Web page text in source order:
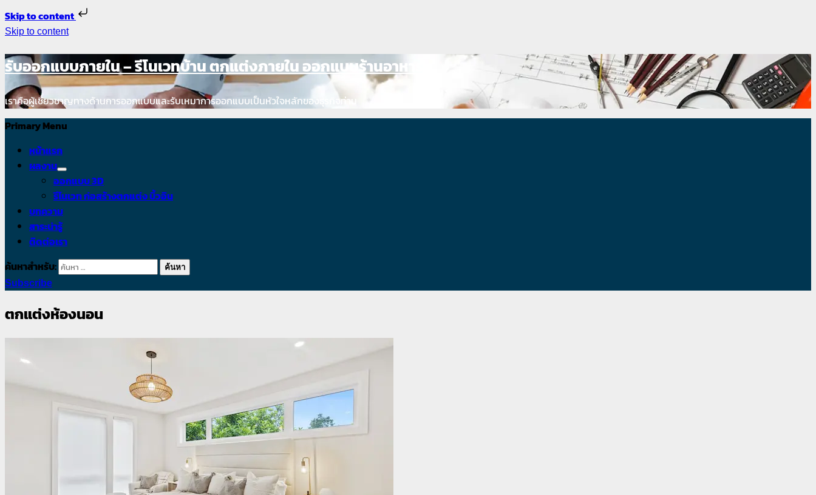
Skip to content
Skip to content
รับออกแบบภายใน – รีโนเวทบ้าน ตกแต่งภายใน ออกแบบร้านอาหาร
เราคือผู้เชี่ยวชาญทางด้านการออกแบบและรับเหมาการออกแบบเป็นหัวใจหลักของธุรกิจท่าน
Primary Menu
หน้าแรก
ผลงาน
ออกแบบ 3D
รีโนเวท ก่อสร้างตกแต่ง บิ้วอิน
บทความ
สาระน่ารู้
ติดต่อเรา
ค้นหาสำหรับ:
Subscribe
ตกแต่งห้องนอน